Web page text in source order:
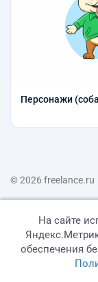
Персонажи
© 2026 freelance.ru
Дисклеймер о
На сайте
обеспечения